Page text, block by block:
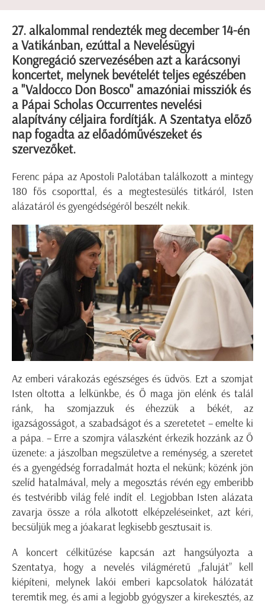
27. alkalommal rendezték meg december 14-én
a Vatikánban, ezúttal a Nevelésügyi
Kongregáció szervezésében azt a karácsonyi
koncertet, melynek bevételét teljes egészében
a "Valdocco Don Bosco" amazóniai missziók és
a Pápai Scholas Occurrentes nevelési
alapítvány céljaira fordítják. A Szentatya előző
nap fogadta az előadóművészeket és
szervezőket.
Ferenc pápa az Apostoli Palotában találkozott a mintegy
180 fős csoporttal, és a megtestesülés titkáról, Isten
alázatáról és gyengédségéről beszélt nekik.
Az emberi várakozás egészséges és üdvös. Ezt a szomjat
Isten oltotta a lelkünkbe, és Ő maga jön elénk és talál
ránk, ha szomjazzuk és éhezzük a békét, az
igazságosságot, a szabadságot és a szeretetet – emelte ki
a pápa. – Erre a szomjra válaszként érkezik hozzánk az Ő
üzenete: a jászolban megszületve a reménység, a szeretet
és a gyengédség forradalmát hozta el nekünk; közénk jön
szelíd hatalmával, mely a megosztás révén egy emberibb
és testvéribb világ felé indít el. Legjobban Isten alázata
zavarja össze a róla alkotott elképzeléseinket, azt kéri,
becsüljük meg a jóakarat legkisebb gesztusait is.
A koncert célkitűzése kapcsán azt hangsúlyozta a
Szentatya, hogy a nevelés világméretű „faluját” kell
kiépíteni, melynek lakói emberi kapcsolatok hálózatát
teremtik meg, és ami a legjobb gyógyszer a kirekesztés, az